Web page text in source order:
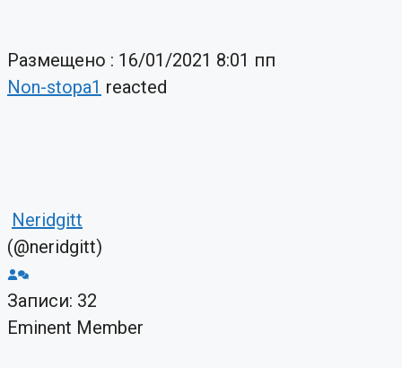
Размещено : 16/01/2021 8:01 пп
Non-stopa1 reacted
Neridgitt
(@neridgitt)
Записи: 32
Eminent Member